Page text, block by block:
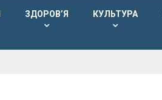
ЗДОРОВ’Я КУЛЬТУРА